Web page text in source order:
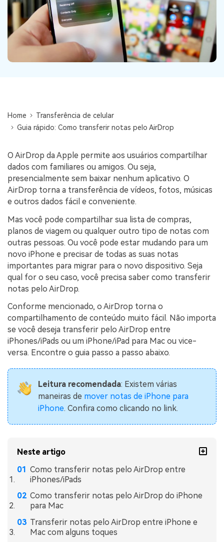
Backup e restauração
Fazer backup de até 18 tipos de dados e dados do
WhatsApp para o computador. E restaurar
backups facilmente.
Mutsapper
Transferir dados do WhatsApp e WhatsApp
Business sem redefinição de fábrica.
Transferir dados do telefone, dados do
WhatsApp e arquivos entre dispositivos.
WeLastseen
O WeLastseen mantém seu WhatsApp conectado
e informado.
Home
Transferência de celular
Guia rápido: Como transferir notas pelo AirDrop
O AirDrop da Apple permite aos usuários compartilhar
dados com familiares ou amigos. Ou seja,
presencialmente sem baixar nenhum aplicativo. O
AirDrop torna a transferência de vídeos, fotos, músicas
e outros dados fácil e conveniente.
Mas você pode compartilhar sua lista de compras,
planos de viagem ou qualquer outro tipo de notas com
outras pessoas. Ou você pode estar mudando para um
novo iPhone e precisar de todas as suas notas
importantes para migrar para o novo dispositivo. Seja
qual for o seu caso, você precisa saber como transferir
notas pelo AirDrop.
Conforme mencionado, o AirDrop torna o
compartilhamento de conteúdo muito fácil. Não importa
se você deseja transferir pelo AirDrop entre
iPhones/iPads ou um iPhone/iPad para Mac ou vice-
versa. Encontre o guia passo a passo abaixo.
Leitura recomendada: Existem várias
maneiras de mover notas de iPhone para
iPhone. Confira como clicando no link.
Neste artigo
Como transferir notas pelo AirDrop entre
iPhones/iPads
Como transferir notas pelo AirDrop do iPhone
para Mac
Transferir notas pelo AirDrop entre iPhone e
Mac com alguns toques